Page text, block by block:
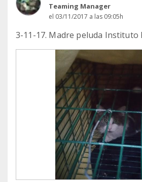
Teaming Manager
el 03/11/2017 a las 09:05h
3-11-17. Madre peluda Instituto